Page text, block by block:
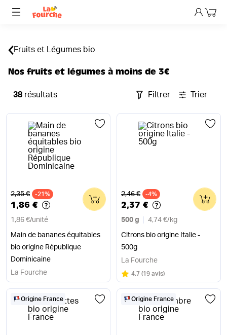
Mon
Fruits et Légumes bio
Nos fruits et légumes à moins de 3€
38 résultats Filtrer Trier
Ancien prix
2,35 € -21%
1,86 €
1,86 €/unité
Main de bananes équitables
bio origine République
Dominicaine
0
La Fourche
Ancien prix
2,46 € -4%
2,37 €
500 g 4,74 €/ kg
Citrons bio origine Italie -
500g
0
La Fourche
Note
4.7 sur 5
(19 avis)
Origine France Origine France